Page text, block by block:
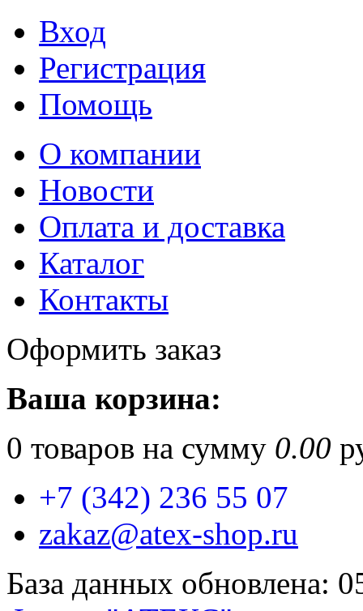
Вход
Регистрация
Помощь
О компании
Новости
Оплата и доставка
Каталог
Контакты
Оформить заказ
Ваша корзина:
0 товаров на сумму 0.00
+7 (342) 236 55 07
zakaz@atex-shop.ru
База данных обновлена: